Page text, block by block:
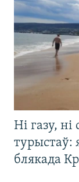
Ні газу, ні
турыстаў:
блякада